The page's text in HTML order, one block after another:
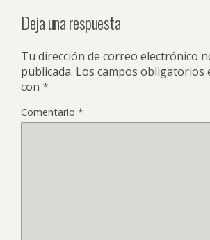
Deja una respuesta
Tu dirección de correo electrónico
publicada. Los campos obligatorios
con *
Comentario *